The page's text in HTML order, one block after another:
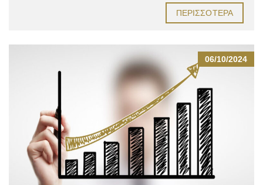
ΠΕΡΙΣΣΌΤΕΡΑ
06/10/2024